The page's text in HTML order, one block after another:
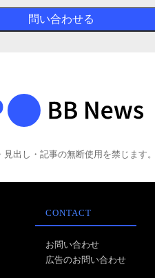
見出し・記事の無断使用を禁じます
CONTACT
お問い合わせ
広告のお問い合わせ